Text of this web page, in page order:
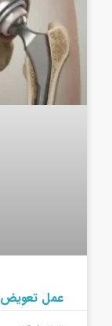
عمل